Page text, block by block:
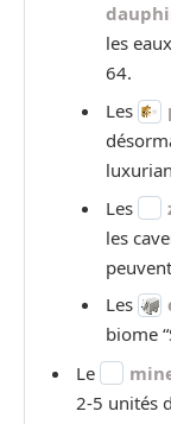
les
64.
Les
Les
les
Les
biome
Le
2-5 unités